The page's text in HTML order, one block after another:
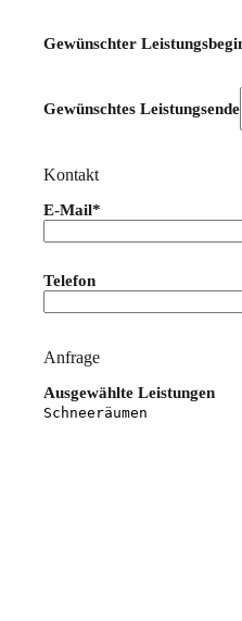
Gewünschter
Gewünschtes Leistungsende
Kontakt
E-Mail*
Telefon
Anfrage
Ausgewählte Leistungen